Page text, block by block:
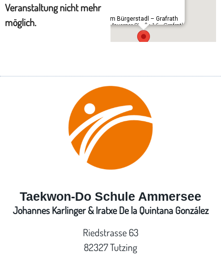
Veranstaltung nicht mehr
möglich.
Im Bürgerstadl – Grafrath
Mauerner Straße 16 - Grafrath
Taekwon-Do Schule Ammersee
Johannes Karlinger & Iratxe De la Quintana González
Riedstrasse 63
82327 Tutzing